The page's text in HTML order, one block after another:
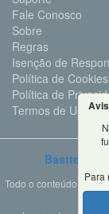
Fale Conosco
Sobre
Regras
Isenção de
Política de
Política de
Termos de Uso
Bastter.com
Todo o conteúdo deste
Para